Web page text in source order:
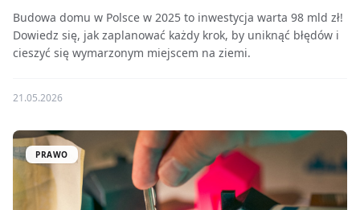
Budowa domu w Polsce w 2025 to inwestycja warta 98 mld zł!
Dowiedz się, jak zaplanować każdy krok, by uniknąć błędów i
cieszyć się wymarzonym miejscem na ziemi.
21.05.2026
PRAWO